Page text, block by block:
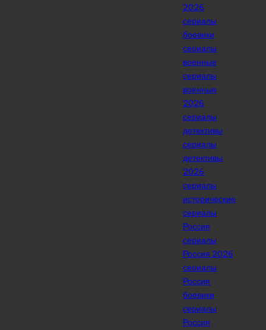
2026
сериалы
боевики
сериалы
военные
сериалы
военные
2026
сериалы
детективы
сериалы
детективы
2026
сериалы
исторические
сериалы
Россия
сериалы
Россия 2026
сериалы
Россия
боевики
сериалы
Россия